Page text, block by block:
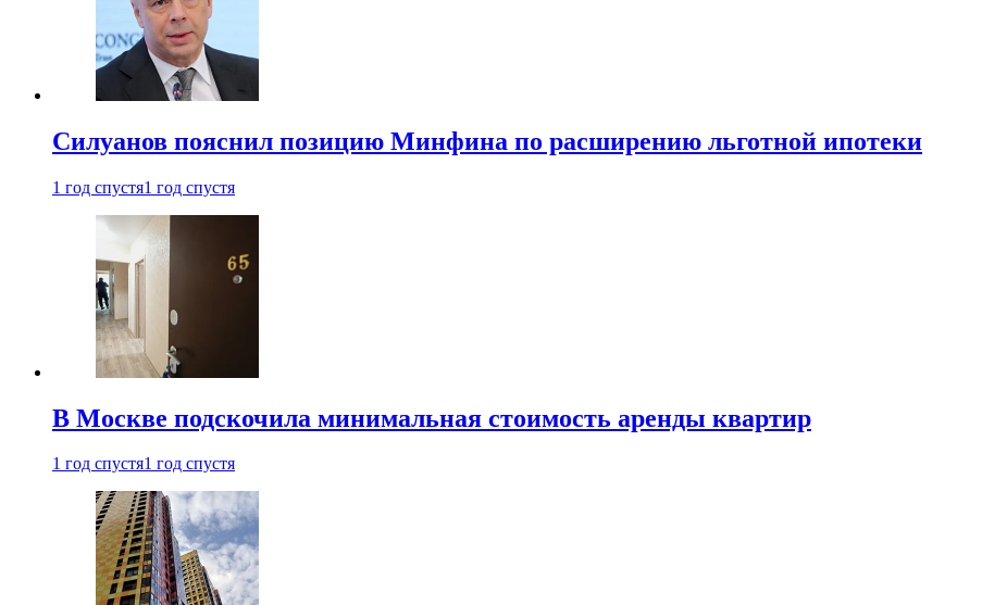
Силуанов пояснил позицию Минфина по расширению льготной ипотеки
1 год спустя1 год спустя
В Москве подскочила минимальная стоимость аренды квартир
1 год спустя1 год спустя